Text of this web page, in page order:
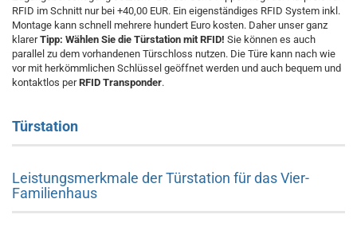
RFID im Schnitt nur bei +40,00 EUR. Ein eigenständiges RFID System inkl.
Montage kann schnell mehrere hundert Euro kosten. Daher unser ganz
klarerTipp: Wählen Sie die Türstation mit RFID! Sie können es auch
parallel zu dem vorhandenen Türschloss nutzen. Die Türe kann nach wie
vor mit herkömmlichen Schlüssel geöffnet werden und auch bequem und
kontaktlos perRFID Transponder.
Türstation
Leistungsmerkmale der Türstation für das Vier-
Familienhaus